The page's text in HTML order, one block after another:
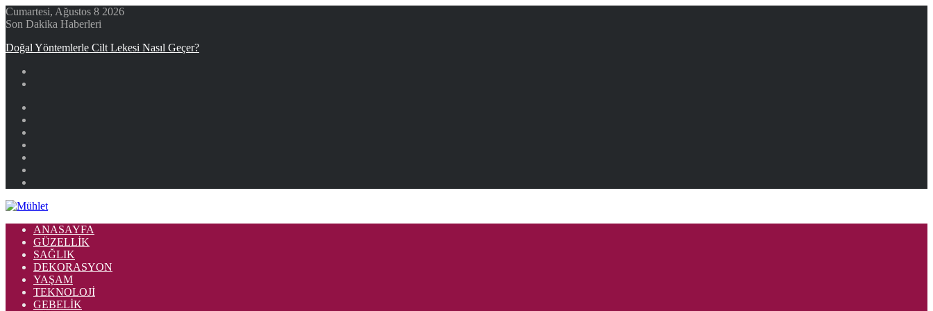
Cumartesi, Ağustos 8 2026
Son Dakika Haberleri
Doğal Yöntemlerle Cilt Lekesi Nasıl Geçer?
ANASAYFA
GÜZELLIK
SAĞLIK
DEKORASYON
YAŞAM
TEKNOLOJI
GEBELIK